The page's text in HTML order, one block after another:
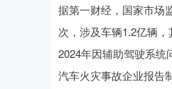
据第一财经，国家市场
次，涉及车辆1.2亿辆
2024年因辅助驾驶系统
汽车火灾事故企业报告